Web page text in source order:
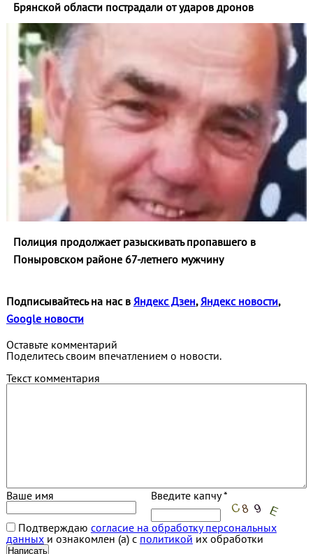
Брянской области пострадали от ударов дронов
Полиция продолжает разыскивать пропавшего в
Поныровском районе 67-летнего мужчину
Подписывайтесь на нас в Яндекс Дзен, Яндекс новости,
Google новости
Оставьте комментарий
Поделитесь своим впечатлением о новости.
Текст комментария
Ваше имя Введите капчу *
Подтверждаю согласие на обработку персональных
данныхи ознакомлен (а) с политикой их обработки